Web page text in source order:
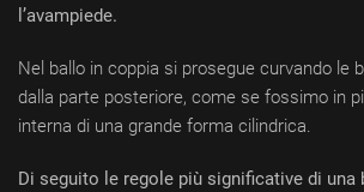
l’avampiede.
Nel ballo in coppia si prosegue curvando le
dalla parte posteriore, come se fossimo in
interna di una grande forma cilindrica.
Di seguito le regole più significative di una